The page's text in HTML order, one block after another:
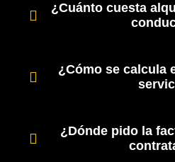
¿Cuánto cuesta
¿Cómo se calcula
¿Dónde pido la